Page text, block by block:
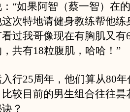
如果阿智（蔡一智）在
次特地请健身教练帮他练
过我哥像现在有胸肌又有
共有18粒腹肌，哈哈！”
25周年，他们算从80年
较目前的男生组合往往昙
？